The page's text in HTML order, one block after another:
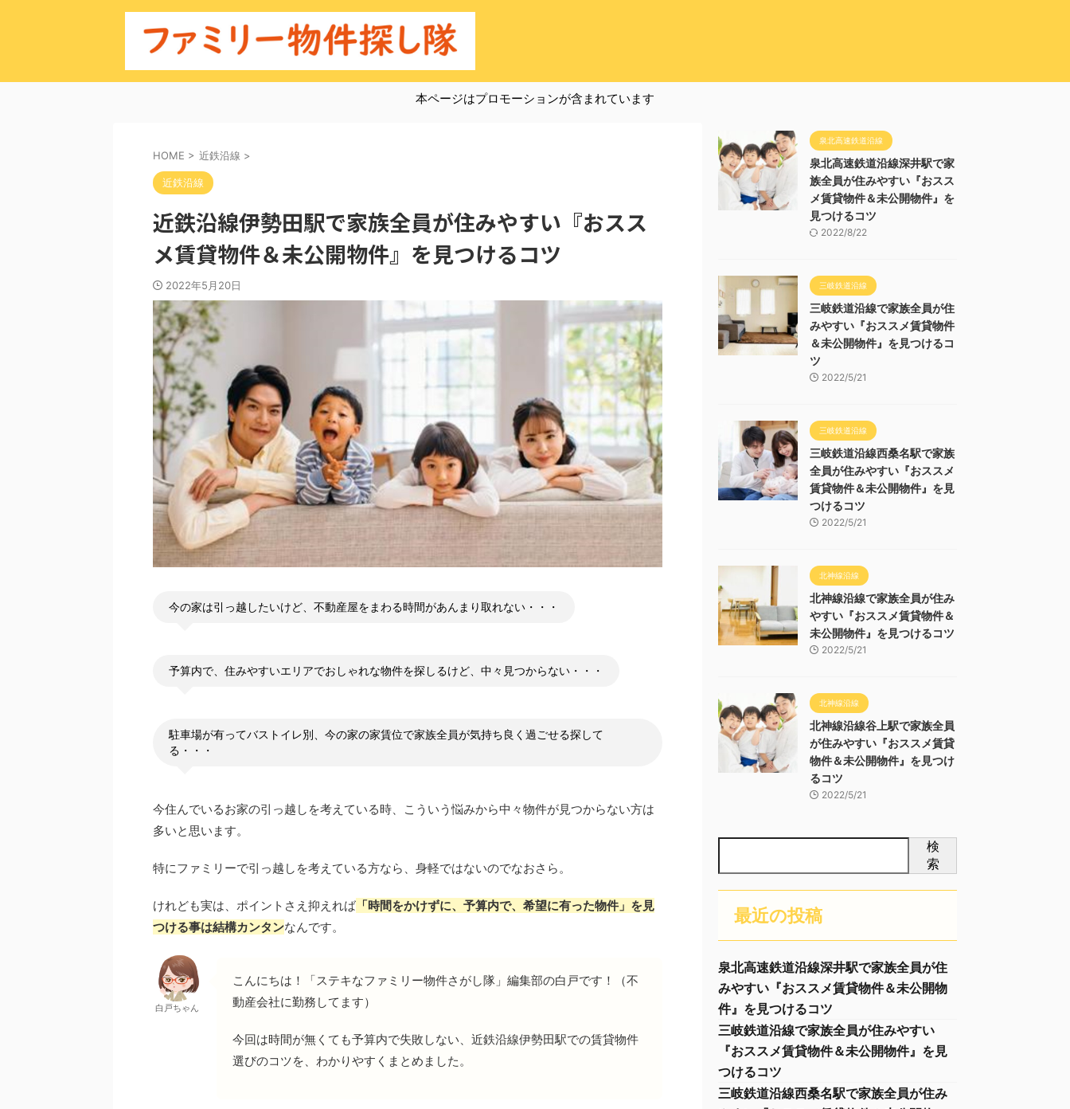
本ページはプロモーションが含まれています
HOME > 近鉄沿線 >
近鉄沿線
近鉄沿線伊勢田駅で家族全員が住みやすい『おスス
メ賃貸物件＆未公開物件』を見つけるコツ
2022年5月20日
今の家は引っ越したいけど、不動産屋をまわる時間があんまり取れない・・・
予算内で、住みやすいエリアでおしゃれな物件を探しるけど、中々見つからない・・・
駐車場が有ってバストイレ別、今の家の家賃位で家族全員が気持ち良く過ごせる探して
る・・・
今住んでいるお家の引っ越しを考えている時、こういう悩みから中々物件が見つからない方は
多いと思います。
特にファミリーで引っ越しを考えている方なら、身軽ではないのでなおさら。
けれども実は、ポイントさえ抑えれば 「時間をかけずに、予算内で、希望に有った物件」を見
つける事は結構カンタンなんです。
白戸ちゃん
こんにちは！「ステキなファミリー物件さがし隊」編集部の白戸です！（不
動産会社に勤務してます）
今回は時間が無くても予算内で失敗しない、近鉄沿線伊勢田駅での賃貸物件
選びのコツを、わかりやすくまとめました。
泉北高速鉄道沿線
泉北高速鉄道沿線深井駅で家
族全員が住みやすい『おスス
メ賃貸物件＆未公開物件』を
見つけるコツ
2022/8/22
三岐鉄道沿線
三岐鉄道沿線で家族全員が住
みやすい『おススメ賃貸物件
＆未公開物件』を見つけるコ
ツ
2022/5/21
三岐鉄道沿線
三岐鉄道沿線西桑名駅で家族
全員が住みやすい『おススメ
賃貸物件＆未公開物件』を見
つけるコツ
2022/5/21
北神線沿線
北神線沿線で家族全員が住み
やすい『おススメ賃貸物件＆
未公開物件』を見つけるコツ
2022/5/21
北神線沿線
北神線沿線谷上駅で家族全員
が住みやすい『おススメ賃貸
物件＆未公開物件』を見つけ
るコツ
2022/5/21
検
索
最近の投稿
泉北高速鉄道沿線深井駅で家族全員が住
みやすい『おススメ賃貸物件＆未公開物
件』を見つけるコツ
三岐鉄道沿線で家族全員が住みやすい
『おススメ賃貸物件＆未公開物件』を見
つけるコツ
三岐鉄道沿線西桑名駅で家族全員が住み